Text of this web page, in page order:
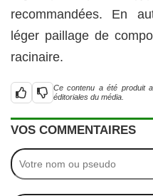
recommandées. En
léger paillage de
racinaire.
Ce contenu a été produit
éditoriales du média.
VOS COMMENTAIRES